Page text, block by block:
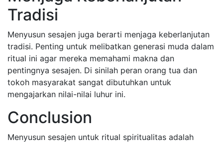
Tradisi
Menyusun sesajen juga berarti menjaga keberlanjutan
tradisi. Penting untuk melibatkan generasi muda dalam
ritual ini agar mereka memahami makna dan
pentingnya sesajen. Di sinilah peran orang tua dan
tokoh masyarakat sangat dibutuhkan untuk
mengajarkan nilai-nilai luhur ini.
Conclusion
Menyusun sesajen untuk ritual spiritualitas adalah